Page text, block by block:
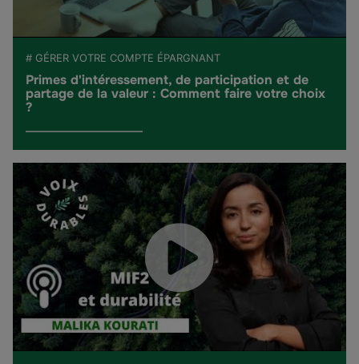
# GÉRER VOTRE COMPTE ÉPARGNANT
Primes d'intéressement, de participation et de
partage de la valeur : Comment faire votre choix
?